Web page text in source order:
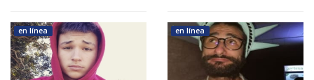
en línea en línea